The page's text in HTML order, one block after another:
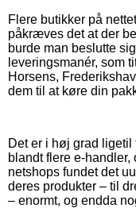
Flere butikker på
påkræves det at der
burde man beslutte
leveringsmanér, som
Horsens,
dem til at køre din
Det er i høj grad
blandt flere e-
netshops fundet det
deres produkter – til
– enormt, og endda